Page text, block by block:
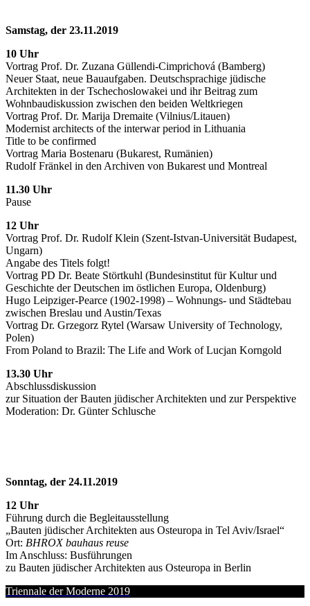
Samstag, der 23.11.2019
10 Uhr
Vortrag Prof. Dr. Zuzana Güllendi-Cimprichová (Bamberg)
Neuer Staat, neue Bauaufgaben. Deutschsprachige jüdische
Architekten in der Tschechoslowakei und ihr Beitrag zum
Wohnbaudiskussion zwischen den beiden Weltkriegen
Vortrag Prof. Dr. Marija Dremaite (Vilnius/Litauen)
Modernist architects of the interwar period in Lithuania
Title to be confirmed
Vortrag Maria Bostenaru (Bukarest, Rumänien)
Rudolf Fränkel in den Archiven von Bukarest und Montreal
11.30 Uhr
Pause
12 Uhr
Vortrag Prof. Dr. Rudolf Klein (Szent-Istvan-Universität Budapest,
Ungarn)
Angabe des Titels folgt!
Vortrag PD Dr. Beate Störtkuhl (Bundesinstitut für Kultur und
Geschichte der Deutschen im östlichen Europa, Oldenburg)
Hugo Leipziger-Pearce (1902-1998) – Wohnungs- und Städtebau
zwischen Breslau und Austin/Texas
Vortrag Dr. Grzegorz Rytel (Warsaw University of Technology,
Polen)
From Poland to Brazil: The Life and Work of Lucjan Korngold
13.30 Uhr
Abschlussdiskussion
zur Situation der Bauten jüdischer Architekten und zur Perspektive
Moderation: Dr. Günter Schlusche
Sonntag, der 24.11.2019
12 Uhr
Führung durch die Begleitausstellung
„Bauten jüdischer Architekten aus Osteuropa in Tel Aviv/Israel“
Ort: BHROX bauhaus reuse
Im Anschluss: Busführungen
zu Bauten jüdischer Architekten aus Osteuropa in Berlin
Triennale der Moderne 2019